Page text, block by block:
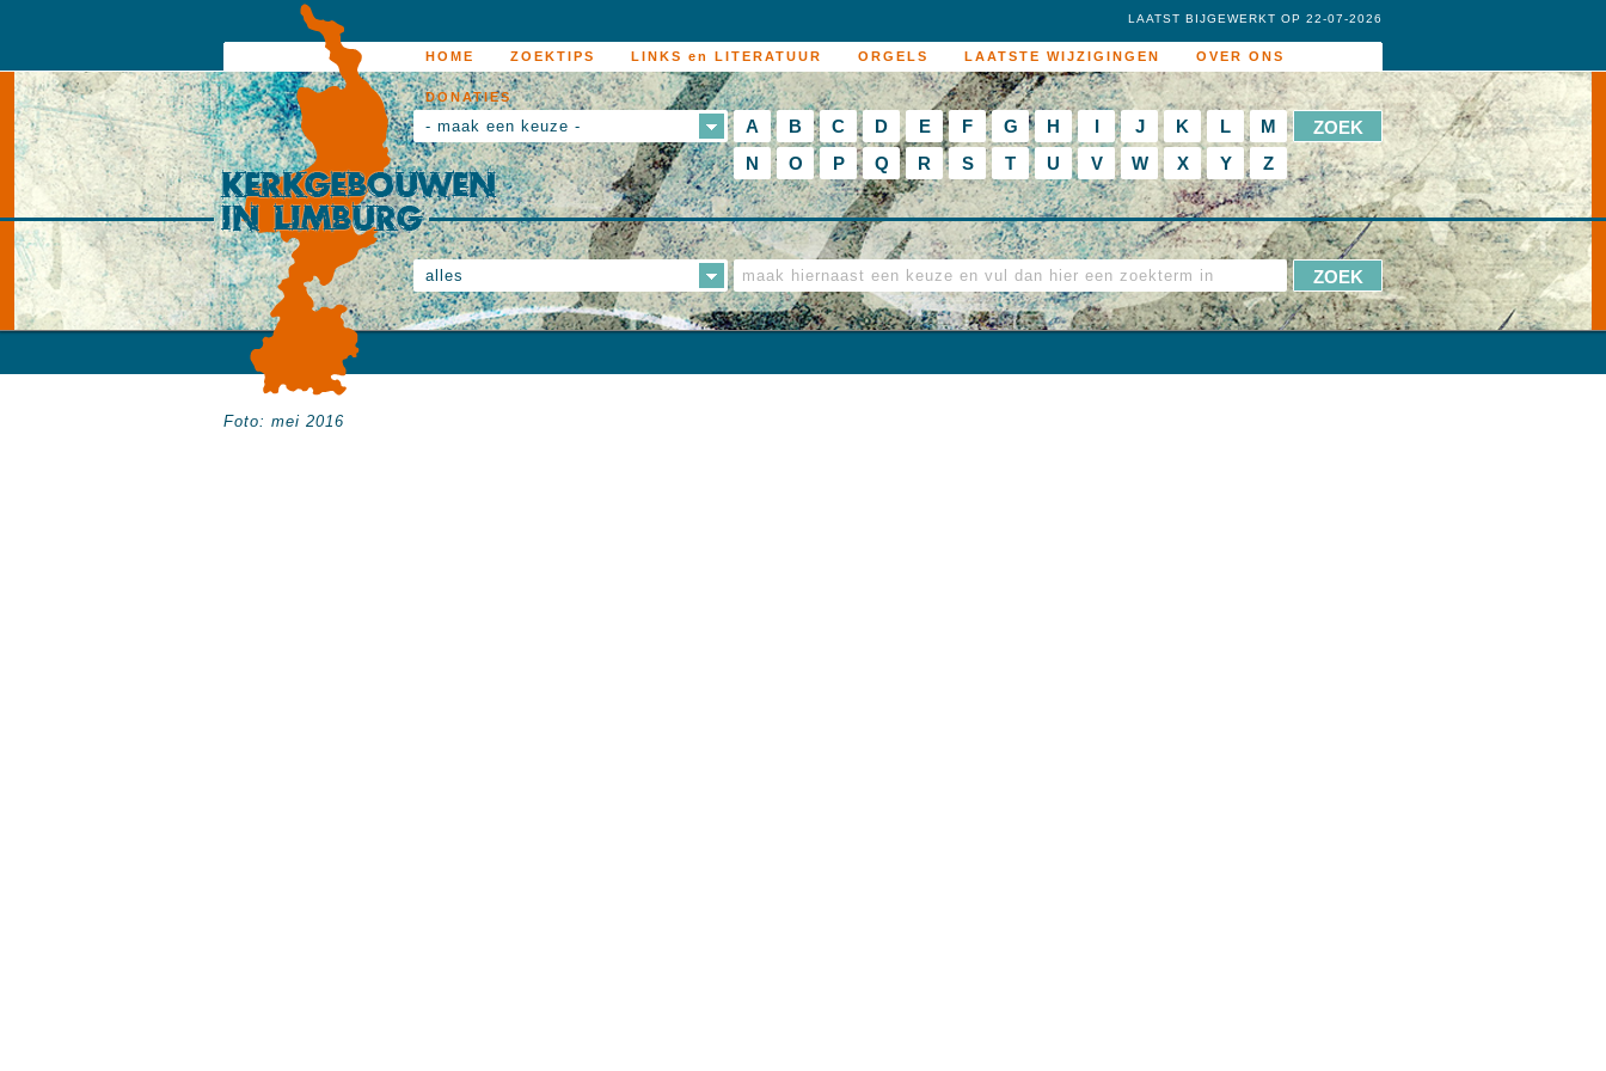
HOME ZOEKTIPS LINKS en LITERATUUR ORGELS LAATSTE WIJZIGINGEN OVER ONS
DONATIES
LAATST BIJGEWERKT OP 22-07-2026
- maak een keuze - A B C D E F G H I J K L
M
N
O P Q R S T U V W X Y Z
alles
Foto: mei 2016